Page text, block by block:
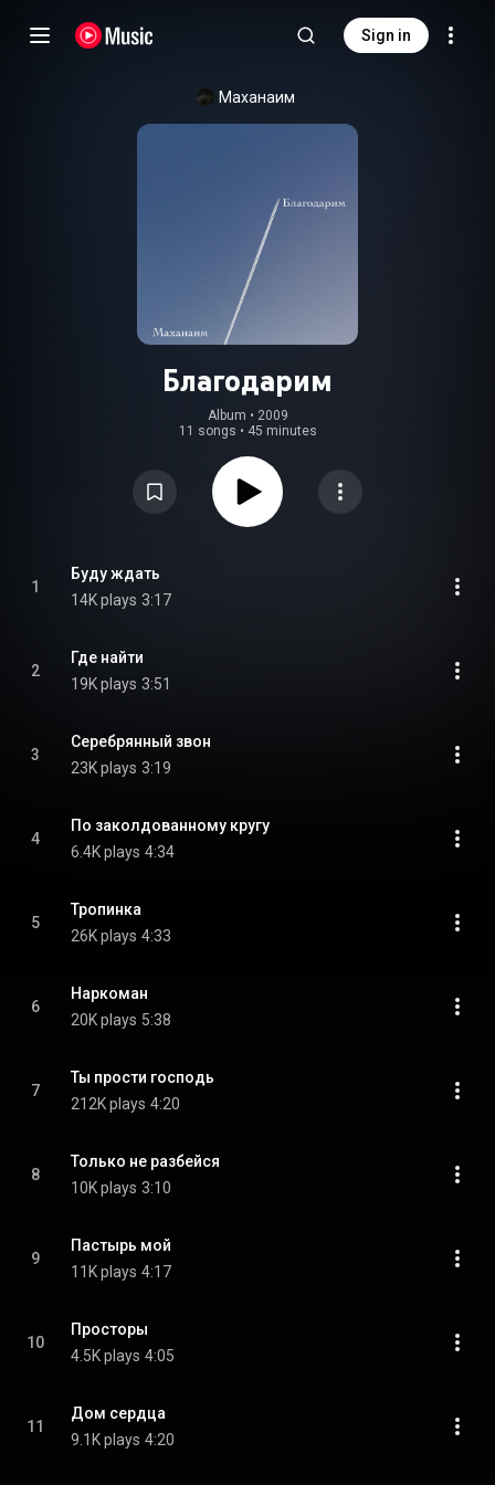
Sign in
Маханаим
Благодарим
Album • 2009
11 songs • 45 minutes
1
Буду ждать
14K plays 3:17
2
Где найти
19K plays 3:51
3
Серебрянный звон
23K plays 3:19
4
По заколдованному кругу
6.4K plays 4:34
5
Тропинка
26K plays 4:33
6
Наркоман
20K plays 5:38
7
Ты прости господь
212K plays 4:20
8
Только не разбейся
10K plays 3:10
9
Пастырь мой
11K plays 4:17
10
Просторы
4.5K plays 4:05
11
Дом сердца
9.1K plays 4:20